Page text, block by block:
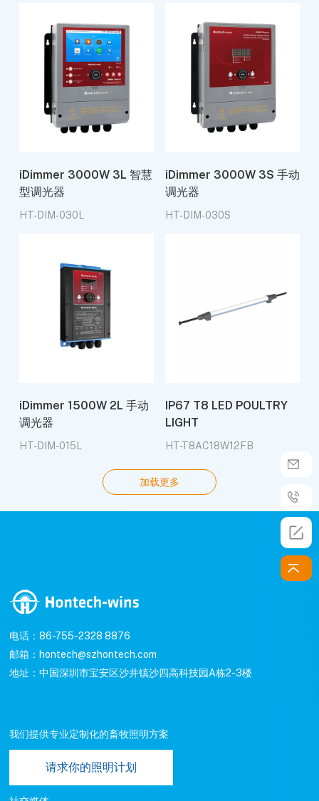
iDimmer 3000W 3L 智慧
型调光器
HT-DIM-030L
iDimmer 3000W 3S 手动
调光器
HT-DIM-030S
iDimmer 1500W 2L 手动
调光器
HT-DIM-015L
IP67 T8 LED POULTRY
LIGHT
HT-T8AC18W12FB
加载更多
电话：86-755-2328 8876
邮箱：hontech@szhontech.com
地址：中国深圳市宝安区沙井镇沙四高科技园A栋2-3楼
我们提供专业定制化的畜牧照明方案
请求你的照明计划